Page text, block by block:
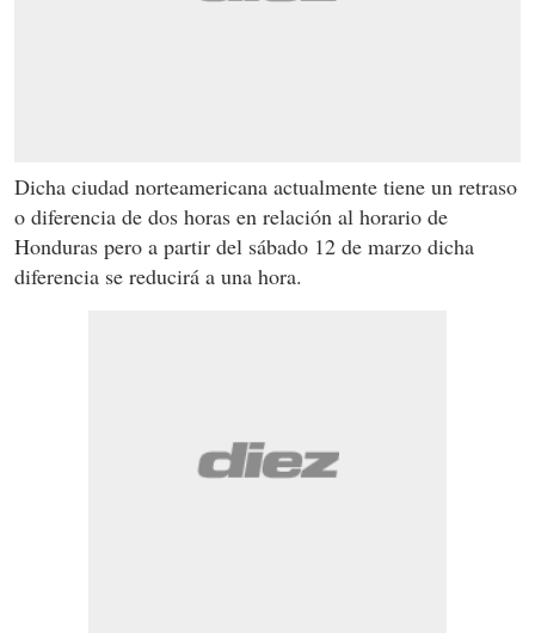
Dicha ciudad norteamericana actualmente tiene un retraso
o diferencia de dos horas en relación al horario de
Honduras pero a partir del sábado 12 de marzo dicha
diferencia se reducirá a una hora.